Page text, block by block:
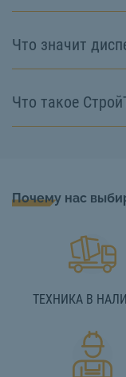
Что значит
Что такое
Почему нас
ТЕХНИКА В